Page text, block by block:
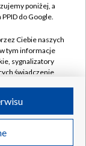
poniżej, a
do Google.
Ciebie naszych
tym informacje
sygnalizatory
świadczenie
Ciebie
identyfikatory